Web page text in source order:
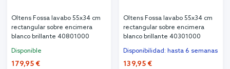
Oltens Fossa lavabo 55x34 cm
rectangular sobre encimera
blanco brillante 40801000
Disponible
179,95 €
Oltens Fossa lavabo 55x34 cm
rectangular sobre encimera
blanco brillante 40301000
Disponibilidad: hasta 6 semanas
139,95 €